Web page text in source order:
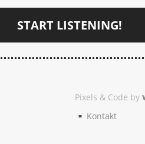
START LISTENING!
Pixels & Code by
Kontakt